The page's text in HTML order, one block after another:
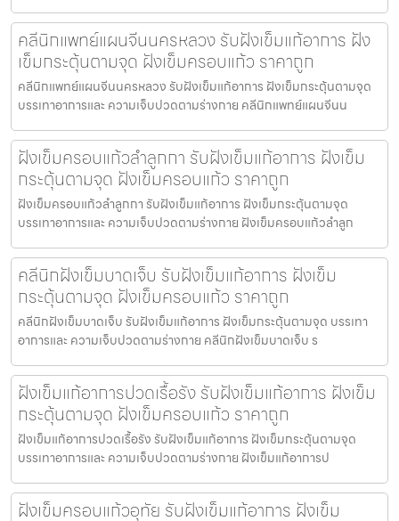
คลีนิกแพทย์แผนจีนนครหลวง รับฝังเข็มแก้อาการ ฝัง
เข็มกระตุ้นตามจุด ฝังเข็มครอบแก้ว ราคาถูก
คลีนิกแพทย์แผนจีนนครหลวง รับฝังเข็มแก้อาการ ฝังเข็มกระตุ้นตามจุด
บรรเทาอาการและ ความเจ็บปวดตามร่างกาย คลีนิกแพทย์แผนจีนน
ฝังเข็มครอบแก้วลำลูกกา รับฝังเข็มแก้อาการ ฝังเข็ม
กระตุ้นตามจุด ฝังเข็มครอบแก้ว ราคาถูก
ฝังเข็มครอบแก้วลำลูกกา รับฝังเข็มแก้อาการ ฝังเข็มกระตุ้นตามจุด
บรรเทาอาการและ ความเจ็บปวดตามร่างกาย ฝังเข็มครอบแก้วลำลูก
คลีนิกฝังเข็มบาดเจ็บ รับฝังเข็มแก้อาการ ฝังเข็ม
กระตุ้นตามจุด ฝังเข็มครอบแก้ว ราคาถูก
คลีนิกฝังเข็มบาดเจ็บ รับฝังเข็มแก้อาการ ฝังเข็มกระตุ้นตามจุด บรรเทา
อาการและ ความเจ็บปวดตามร่างกาย คลีนิกฝังเข็มบาดเจ็บ ร
ฝังเข็มแก้อาการปวดเรื้อรัง รับฝังเข็มแก้อาการ ฝังเข็ม
กระตุ้นตามจุด ฝังเข็มครอบแก้ว ราคาถูก
ฝังเข็มแก้อาการปวดเรื้อรัง รับฝังเข็มแก้อาการ ฝังเข็มกระตุ้นตามจุด
บรรเทาอาการและ ความเจ็บปวดตามร่างกาย ฝังเข็มแก้อาการป
ฝังเข็มครอบแก้วอุทัย รับฝังเข็มแก้อาการ ฝังเข็ม